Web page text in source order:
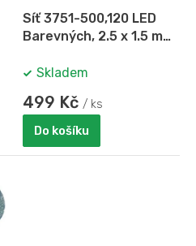
Síť 3751-500,120 LED
Barevných, 2.5 x 1.5 m
Skladem
499 Kč / ks
Do košíku